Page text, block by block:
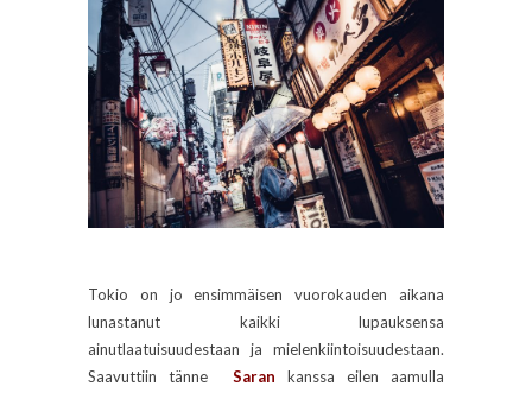
Tokio on jo ensimmäisen vuorokauden aikana
lunastanut kaikki lupauksensa
ainutlaatuisuudestaan ja mielenkiintoisuudestaan.
Saavuttiin tänne Saran kanssa eilen aamulla